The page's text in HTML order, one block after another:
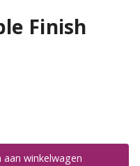
Finish
winkelwagen